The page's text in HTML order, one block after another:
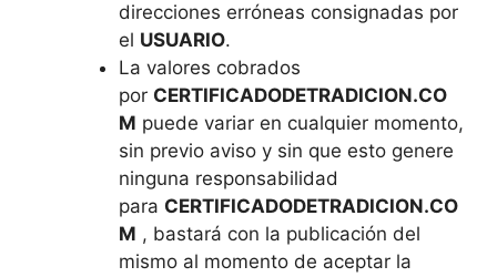
direcciones erróneas consignadas por
el USUARIO.
La valores cobrados
por CERTIFICADODETRADICION.CO
M puede variar en cualquier momento,
sin previo aviso y sin que esto genere
ninguna responsabilidad
para CERTIFICADODETRADICION.CO
M , bastará con la publicación del
mismo al momento de aceptar la